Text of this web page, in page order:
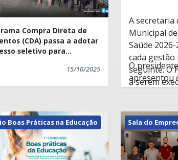
Compra Direta de
(CDA) passa a adotar
seletivo para
15/10/2025
A secretaria
Municipal
Saúde
cada
seguinte. O
a serem
O
apresentou
pontos
dar
A diretora
dados
em Iúna,
Boas Práticas na Educação Sala do